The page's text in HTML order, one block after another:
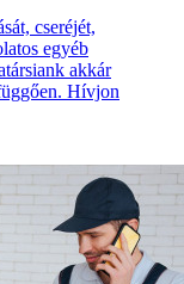
cseréjét,
egyéb
akkár
Hívjon